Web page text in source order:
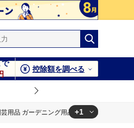
で
控除額を調べる
用品 ガーデニング用品 兵庫 兵庫県 小野市
+1